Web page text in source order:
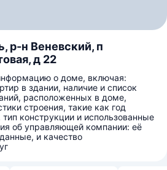
р-н Веневский, п
д 22
о доме, включая:
в здании, наличие и список
расположенных в доме,
строения, такие как год
конструкции и использованные
об управляющей компании: её
и качество